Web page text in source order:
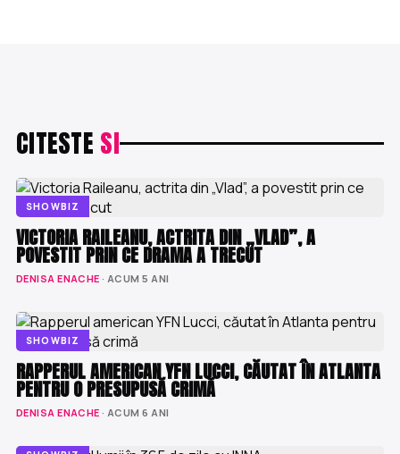
CITESTE SI
SHOWBIZ
VICTORIA RAILEANU, ACTRITA DIN „VLAD”, A
POVESTIT PRIN CE DRAMA A TRECUT
DENISA ENACHE · ACUM 5 ANI
SHOWBIZ
RAPPERUL AMERICAN YFN LUCCI, CĂUTAT ÎN ATLANTA
PENTRU O PRESUPUSĂ CRIMĂ
DENISA ENACHE · ACUM 6 ANI